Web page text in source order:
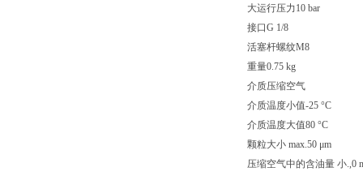
大运行压力10 bar
接口G 1/8
活塞杆螺纹M8
重量0.75 kg
介质压缩空气
介质温度小值-25 °C
介质温度大值80 °C
颗粒大小 max.50 μm
压缩空气中的含油量 小.,0